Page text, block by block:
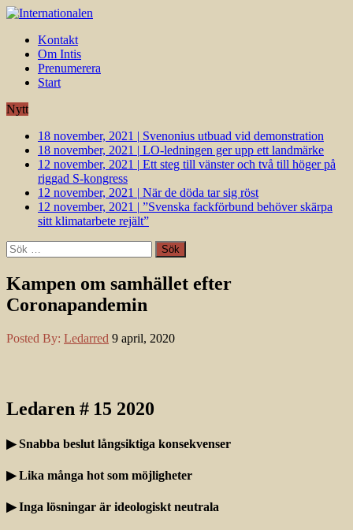
Kontakt
Om Intis
Prenumerera
Start
Nytt
18 november, 2021 | Svenonius utbuad vid demonstration
18 november, 2021 | LO-ledningen ger upp ett landmärke
12 november, 2021 | Ett steg till vänster och två till höger på
riggad S-kongress
12 november, 2021 | När de döda tar sig röst
12 november, 2021 | ”Svenska fackförbund behöver skärpa
sitt klimatarbete rejält”
Sök
efter:
Kampen om samhället efter
Coronapandemin
Posted By: Ledarred 9 april, 2020
Ledaren # 15 2020
▶ Snabba beslut långsiktiga konsekvenser
▶ Lika många hot som möjligheter
▶ Inga lösningar är ideologiskt neutrala